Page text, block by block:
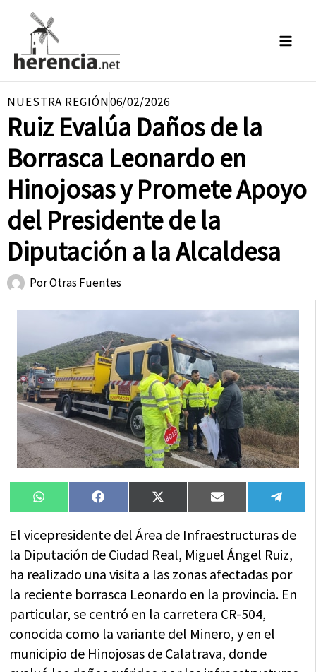
contenido
NUESTRA REGIÓN06/02/2026
Ruiz Evalúa Daños de la
Borrasca Leonardo en
Hinojosas y Promete Apoyo
del Presidente de la
Diputación a la Alcaldesa
PorOtras Fuentes
Compartir
en
WhatsAppCompartir
en
FacebookCompartir
en
X
(Twitter)
Compartir
en
Email
en
El vicepresidente del Área de Infraestructuras de
la Diputación de Ciudad Real, Miguel Ángel Ruiz,
ha realizado una visita a las zonas afectadas por
la reciente borrasca Leonardo en la provincia. En
particular, se centró en la carretera CR-504,
conocida como la variante del Minero, y en el
municipio de Hinojosas de Calatrava, donde